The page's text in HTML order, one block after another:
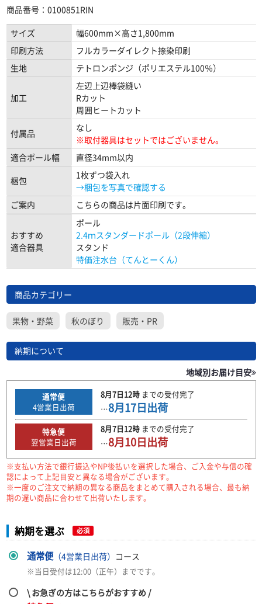
商品番号：0100851RIN
サイズ
幅600mm×高さ1,800mm
印刷方法
フルカラーダイレクト捺染印刷
生地
テトロンポンジ（ポリエステル100％）
加工
左辺上辺棒袋縫い
Rカット
周囲ヒートカット
付属品
なし
※取付器具はセットではございません。
適合ポール幅
直径34mm以内
梱包
1枚ずつ袋入れ
→梱包を写真で確認する
ご案内
こちらの商品は片面印刷です。
おすすめ
適合器具
ポール
2.4ｍスタンダードポール（2段伸縮）
スタンド
特価注水台（てんとーくん）
商品カテゴリー
果物・野菜 秋のぼり 販売・PR
納期について
地域別お届け目安
通常便
4営業日出荷
8月7日12時までの受付完了
…8月17日出荷
特急便
翌営業日出荷
8月7日12時までの受付完了
…8月10日出荷
※支払い方法で銀行振込やNP後払いを選択した場合、ご入金や与信の確
認によって上記目安と異なる場合がございます。
※一度のご注文で納期の異なる商品をまとめて購入される場合、最も納
期の遅い商品に合わせて出荷いたします。
納期を選ぶ 必須
通常便（4営業日出荷） コース
※当日受付は12:00（正午）までです。
\ お急ぎの方はこちらがおすすめ /